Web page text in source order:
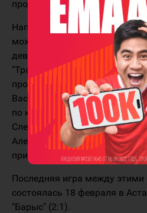
продолжающих
Нападающий "Барыса" Никита
может продлить личную
девяти игр. 53 сэйва
"Трактором" позволили ему
проценту отражённых бросков
Василевский продолжает
по количеству
Следующий набранный балл
Алексея Макеева, а
приблизился к отметке в 100
Последняя игра между этими
состоялась 18 февраля в
"Барыс" (2:1).